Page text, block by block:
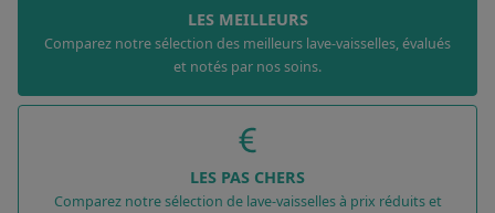
LES MEILLEURS
Comparez notre sélection des meilleurs lave-vaisselles, évalués
et notés par nos soins.
LES PAS CHERS
Comparez notre sélection de lave-vaisselles à prix réduits et